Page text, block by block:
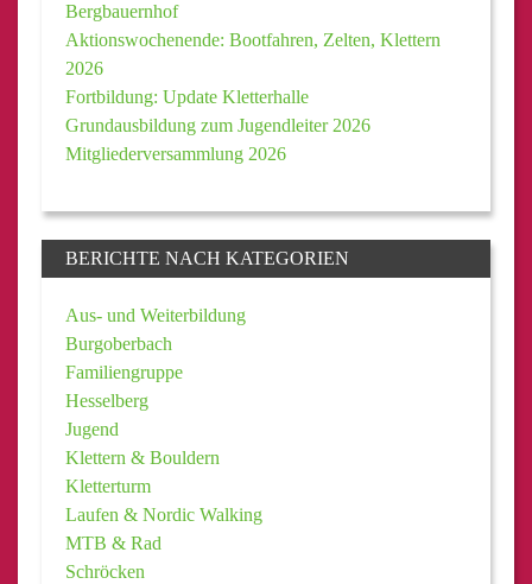
Bergbauernhof
Aktionswochenende: Bootfahren, Zelten, Klettern
2026
Fortbildung: Update Kletterhalle
Grundausbildung zum Jugendleiter 2026
Mitgliederversammlung 2026
BERICHTE NACH KATEGORIEN
Aus- und Weiterbildung
Burgoberbach
Familiengruppe
Hesselberg
Jugend
Klettern & Bouldern
Kletterturm
Laufen & Nordic Walking
MTB & Rad
Schröcken